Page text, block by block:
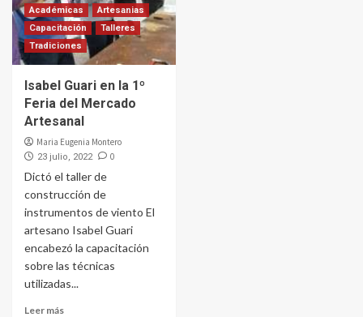
Académicas
Artesanias
Capacitación
Talleres
Tradiciones
Isabel Guari en la 1º
Feria del Mercado
Artesanal
Maria Eugenia Montero
23 julio, 2022 0
Dictó el taller de
construcción de
instrumentos de viento El
artesano Isabel Guari
encabezó la capacitación
sobre las técnicas
utilizadas...
Leer más